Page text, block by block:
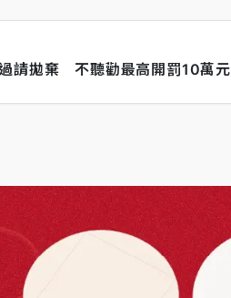
請拋棄 不聽勸最高開罰10萬元